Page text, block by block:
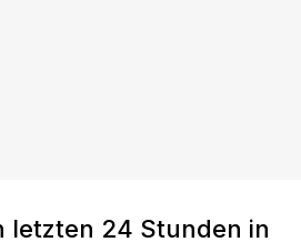
letzten 24 Stunden in